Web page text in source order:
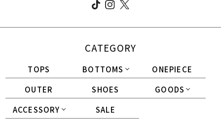
CATEGORY
TOPS BOTTOMS
ONEPIECE
OUTER
SHOES
GOODS
ACCESSORY
SALE